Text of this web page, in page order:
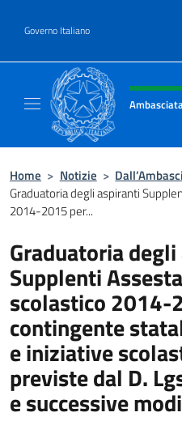
Governo Italiano
Intestazione
Home > Notizie >
Graduatoria degli aspiranti
2014-2015 per...
Graduatoria
Supplenti
scolastico 2014-
contingente
e iniziative
previste dal D.
e successive